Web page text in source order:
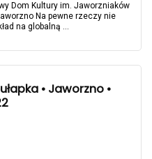
Dom Kultury im. Jaworzniaków
Na pewne rzeczy nie
na globalną ...
• Jaworzno •